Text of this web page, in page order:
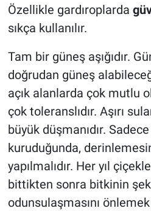
Özellikle gardıroplarda
sıkça kullanılır.
Tam bir güneş aşığıdır.
doğrudan güneş
açık alanlarda çok mutlu
çok toleranslıdır. Aşırı
büyük düşmanıdır.
kuruduğunda,
yapılmalıdır. Her yıl
bittikten sonra bitkinin
odunsulaşmasını